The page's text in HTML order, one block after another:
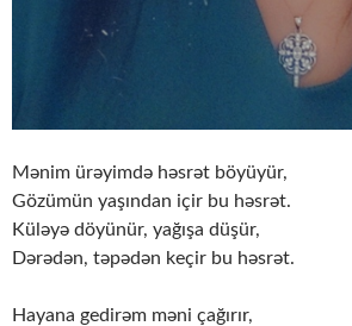
Mənim ürəyimdə həsrət böyüyür,
Gözümün yaşından içir bu həsrət.
Küləyə döyünür, yağışa düşür,
Dərədən, təpədən keçir bu həsrət.
Hayana gedirəm məni çağırır,